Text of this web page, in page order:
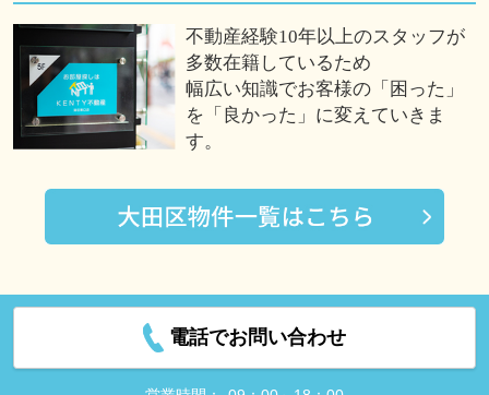
不動産経験10年以上のスタッフが
多数在籍しているため
幅広い知識でお客様の「困った」
を「良かった」に変えていきま
す。
電話でお問い合わせ